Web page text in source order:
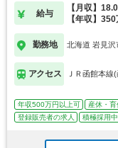
給与
【月収】
【年収】
勤務地 北海道 岩見沢
アクセス ＪＲ函館本
年収500万円以上可 産休・
登録販売者の求人
積極採用中